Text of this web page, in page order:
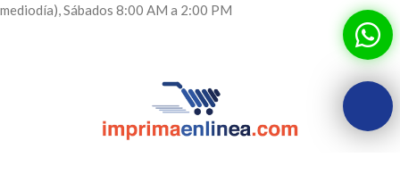
mediodía), Sábados 8:00 AM a 2:00 PM